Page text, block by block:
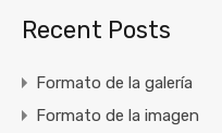
Recent Posts
Formato de la galería
Formato de la imagen